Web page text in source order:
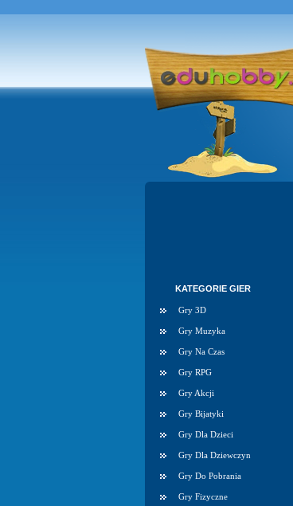
KATEGORIE GIER
Gry 3D
Gry Muzyka
Gry Na Czas
Gry RPG
Gry Akcji
Gry Bijatyki
Gry Dla Dzieci
Gry Dla Dziewczyn
Gry Do Pobrania
Gry Fizyczne